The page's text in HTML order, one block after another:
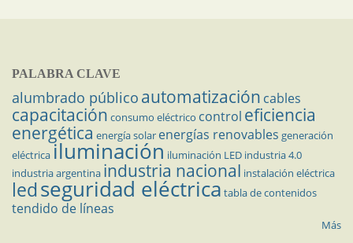
PALABRA CLAVE
alumbrado público automatización cables
capacitación consumo eléctrico control eficiencia
energética energía solar energías renovables generación
eléctricailuminación iluminación LED industria 4.0
industria argentina industria nacional instalación eléctrica
ledseguridad eléctrica tabla de contenidos
tendido de líneas
Más